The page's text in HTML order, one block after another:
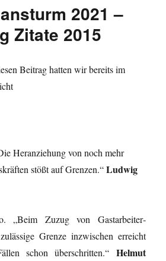
2021 –
Zitate 2015
Beitrag hatten wir bereits im
Heranziehung von noch mehr
stößt auf Grenzen.“Ludwig
„Beim Zuzug von Gastarbeiter­
Grenze inzwischen erreicht
schon überschritten.“ Helmut